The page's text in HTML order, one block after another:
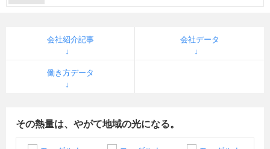
会社紹介記事 会社データ
働き方データ
その熱量は、やがて地域の光になる。